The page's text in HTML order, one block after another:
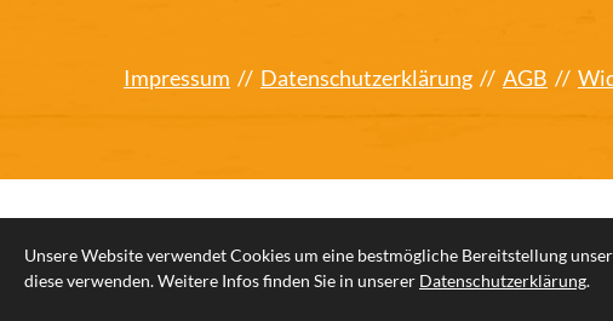
Impressum // Datenschutzerklärung // AGB //
© 2026 Tischlerei Wilkens oHG
Unsere Website verwendet Cookies um eine bestmögliche Bereitstellung
diese verwenden. Weitere Infos finden Sie in unserer Datenschutzerklärung.